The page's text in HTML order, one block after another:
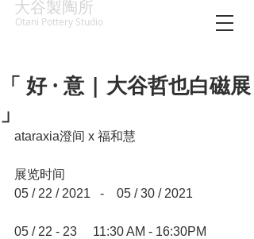
大谷製陶所
Otani Pottery Studio
「 好 · 意 | 大谷哲也白磁展
」
ataraxia澄间 x 福和慧
展览时间
05 / 22 / 2021   -    05 / 30 / 2021
05 / 22 - 23     11:30 AM - 16:30PM